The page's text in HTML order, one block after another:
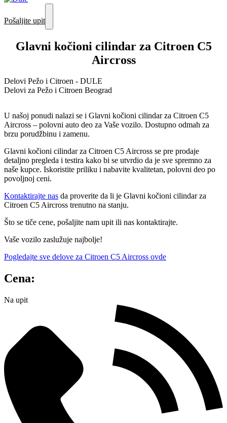
Pošaljite upit
Glavni kočioni cilindar za Citroen C5
Aircross
Delovi Pežo i Citroen - DULE
Delovi za Pežo i Citroen Beograd
U našoj ponudi nalazi se i Glavni kočioni cilindar za Citroen C5
Aircross – polovni auto deo za Vaše vozilo. Dostupno odmah za
brzu porudžbinu i zamenu.
Glavni kočioni cilindar za Citroen C5 Aircross se pre prodaje
detaljno pregleda i testira kako bi se utvrdio da je sve spremno za
naše kupce. Iskoristite priliku i nabavite kvalitetan, polovni deo po
povoljnoj ceni.
Kontaktirajte nas da proverite da li je Glavni kočioni cilindar za
Citroen C5 Aircross trenutno na stanju.
Što se tiče cene, pošaljite nam upit ili nas kontaktirajte.
Vaše vozilo zaslužuje najbolje!
Pogledajte sve delove za Citroen C5 Aircross ovde
Cena:
Na upit